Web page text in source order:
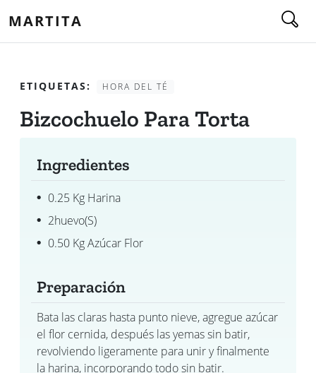
MARTITA
ETIQUETAS: HORA DEL TÉ
Bizcochuelo Para Torta
Ingredientes
0.25 Kg Harina
2huevo(s)
0.50 Kg Azúcar Flor
Preparación
Bata las claras hasta punto nieve, agregue azúcar
el flor cernida, después las yemas sin batir,
revolviendo ligeramente para unir y finalmente
la harina, incorporando todo sin batir.